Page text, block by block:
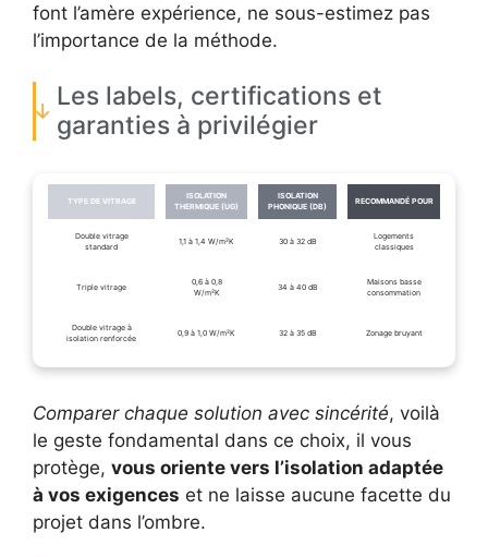
font l’amère expérience, ne sous-estimez pas
l’importance de la méthode.
Les labels, certifications et
garanties à privilégier
TYPE DE VITRAGE
ISOLATION
THERMIQUE (UG)
ISOLATION
PHONIQUE (DB)
RECOMMANDÉ POUR
Double vitrage
standard
1,1 à 1,4 W/m²K 30 à 32 dB
Logements
classiques
Triple vitrage
0,6 à 0,8
W/m²K
34 à 40 dB
Maisons basse
consommation
Double vitrage à
isolation renforcée
0,9 à 1,0 W/m²K 32 à 35 dB Zonage bruyant
Comparer chaque solution avec sincérité, voilà
le geste fondamental dans ce choix, il vous
protège, vous oriente vers l’isolation adaptée
à vos exigences et ne laisse aucune facette du
projet dans l’ombre.